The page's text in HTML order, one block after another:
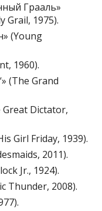
Грааль»
Grail, 1975).
(Young
1960).
(The Grand
Dictator,
Girl Friday, 1939).
2011).
Jr., 1924).
Thunder, 2008).